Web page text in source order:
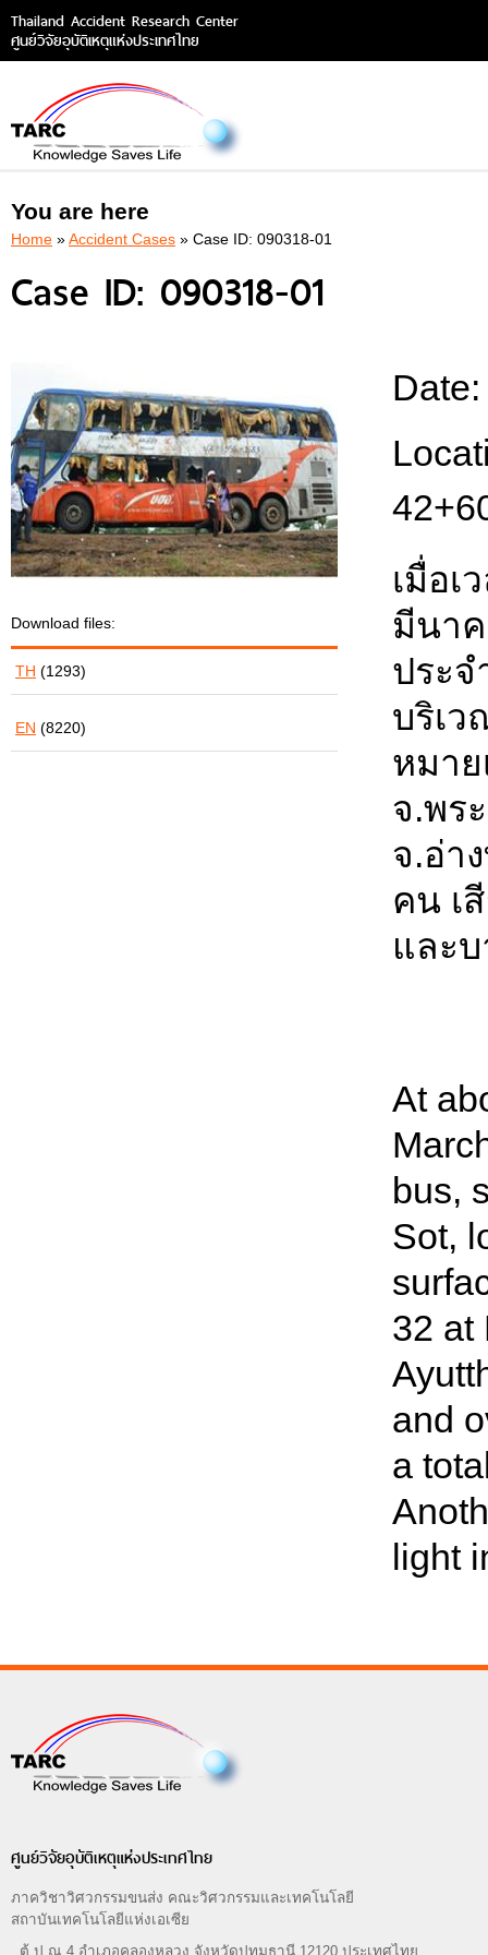
Thailand Accident Research Center
ศูนย์วิจัยอุบัติเหตุแห่งประเทศไทย
You are here
Home »Accident Cases » Case ID: 090318-01
Case ID: 090318-01
Download files:
TH (1293)
EN (8220)
เมื่อ
มีนา
ประจ
บริเว
หมาย
จ.พร
จ.อ่า
คน เ
และบ
At
bus,
Sot,
32 at
and
a
light
ศูนย์วิจัยอุบัติเหตุแห่งประเทศไทย
ภาควิชาวิศวกรรมขนส่ง คณะวิศวกรรมและเทคโนโลยี
สถาบันเทคโนโลยีแห่งเอเซีย
ตู้ ป.ณ.4 อำเภอคลองหลวง จังหวัดปทุมธานี 12120 ประเทศไทย